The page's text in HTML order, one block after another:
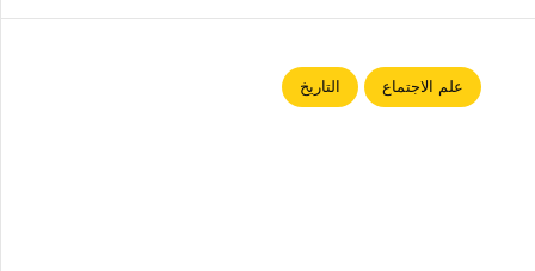
علم الاجتماع التاريخ